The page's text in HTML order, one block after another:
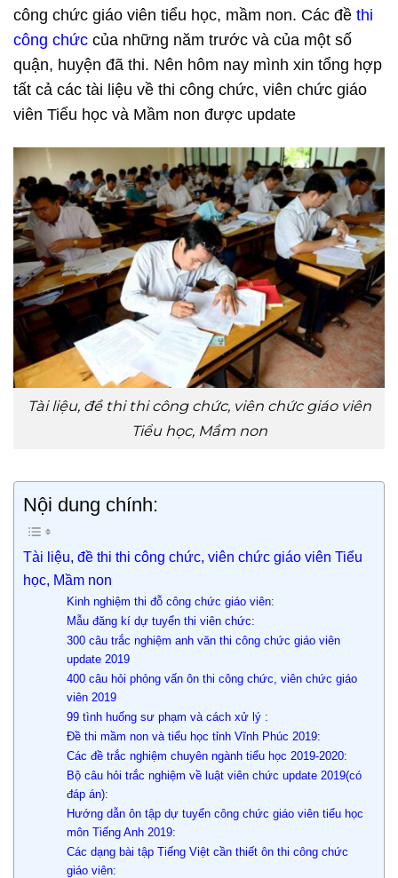
công chức giáo viên tiểu học, mầm non. Các đề thi
công chức của những năm trước và của một số
quận, huyện đã thi. Nên hôm nay mình xin tổng hợp
tất cả các tài liệu về thi công chức, viên chức giáo
viên Tiểu học và Mầm non được update
Tài liệu, đề thi thi công chức, viên chức giáo viên
Tiểu học, Mầm non
Nội dung chính:
Tài liệu, đề thi thi công chức, viên chức giáo viên Tiểu
học, Mầm non
Kinh nghiệm thi đỗ công chức giáo viên:
Mẫu đăng kí dự tuyển thi viên chức:
300 câu trắc nghiệm anh văn thi công chức giáo viên
update 2019
400 câu hỏi phỏng vấn ôn thi công chức, viên chức giáo
viên 2019
99 tình huống sư phạm và cách xử lý :
Đề thi mầm non và tiểu học tỉnh Vĩnh Phúc 2019:
Các đề trắc nghiệm chuyên ngành tiểu học 2019-2020:
Bộ câu hỏi trắc nghiệm về luật viên chức update 2019(có
đáp án):
Hướng dẫn ôn tập dự tuyển công chức giáo viên tiểu học
môn Tiếng Anh 2019:
Các dạng bài tập Tiếng Việt cần thiết ôn thi công chức
giáo viên: